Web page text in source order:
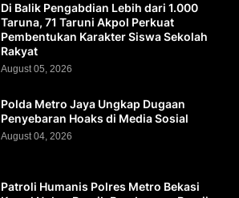
Di Balik Pengabdian Lebih dari 1.000
Taruna, 71 Taruni Akpol Perkuat
Pembentukan Karakter Siswa Sekolah
Rakyat
August 05, 2026
Polda Metro Jaya Ungkap Dugaan
Penyebaran Hoaks di Media Sosial
August 04, 2026
Patroli Humanis Polres Metro Bekasi